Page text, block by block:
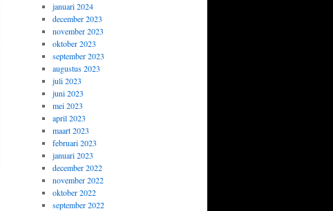
januari 2024
december 2023
november 2023
oktober 2023
september 2023
augustus 2023
juli 2023
juni 2023
mei 2023
april 2023
maart 2023
februari 2023
januari 2023
december 2022
november 2022
oktober 2022
september 2022